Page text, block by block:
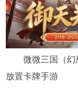
微微三国（
放置卡牌手游